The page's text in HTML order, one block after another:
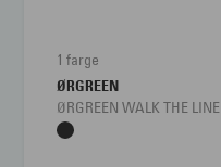
1 farge
ØRGREEN
ØRGREEN WALK THE LINE